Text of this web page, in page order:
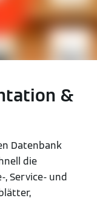
&
Datenbank
die
, Service- und